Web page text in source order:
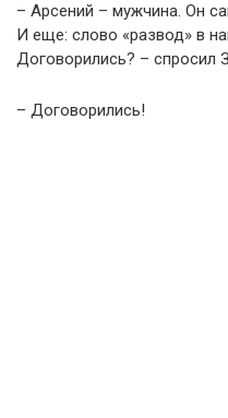
– Арсений – мужчина. Он
И еще: слово «развод» в
Договорились? – спросил
– Договорились!